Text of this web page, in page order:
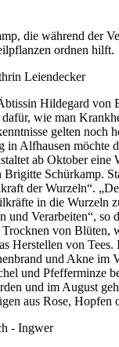
die während der
ordnen hilft.
Leiendecker
Hildegard von
wie man
gelten noch
in Alfhausen möchte
ab Oktober eine
Schürkamp.
der Wurzeln“.
in die Wurzeln
und Verarbeiten“, so
Trocknen von Blüten,
Herstellen von Tees.
und Akne im
und Pfefferminze
und im August
aus Rose, Hopfen
- Ingwer